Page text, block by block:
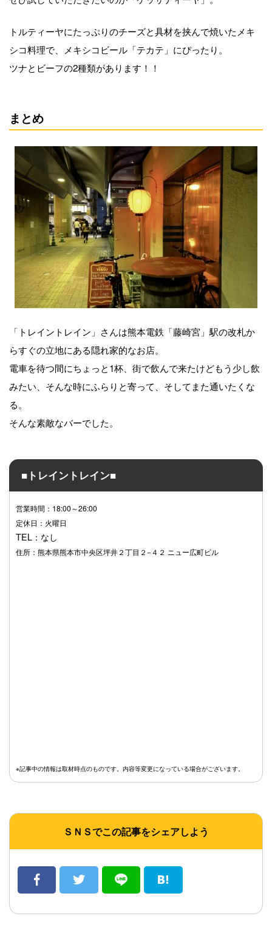
トルティーヤにたっぷりのチーズと具材を挟んで焼いたメキ
シコ料理で、メキシコビール「テカテ」にぴったり。
ツナとビーフの2種類があります！！
まとめ
「トレイントレイン」さんは熊本電鉄「藤崎宮」駅の改札か
らすぐの立地にある隠れ家的なお店。
電車を待つ間にちょっと1杯、街で飲んで来たけどもう少し飲
みたい、そんな時にふらりと寄って、そしてまた通いたくな
る。
そんな素敵なバーでした。
■トレイントレイン■
営業時間：18:00～26:00
定休日：火曜日
TEL：なし
住所：熊本県熊本市中央区坪井２丁目２−４２ ニュー広町ビル
※記事中の情報は取材時点のものです。内容等変更になっている場合がございます。
ＳＮＳでこの記事をシェアしよう